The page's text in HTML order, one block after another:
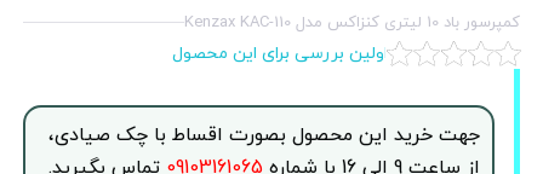
کمپرسور باد 10 لیتری کنزاکس مدل Kenzax KAC-110
اولین بررسی برای این محصول
جهت خرید این محصول بصورت اقساط با چک صیادی،
از ساعت 9 الی 16 با شماره
09103161065 تماس بگیرید.